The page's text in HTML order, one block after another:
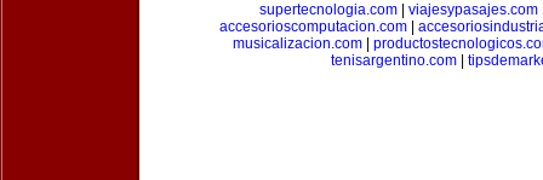
supertecnologia.com| viajesypasajes.com
accesorioscomputacion.com
musicalizacion.com|
tenisargentino.com